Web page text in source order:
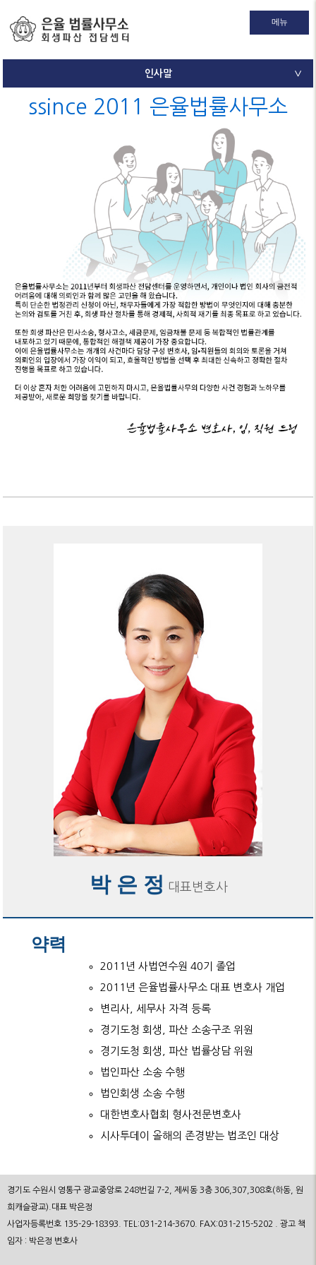
메뉴
인사말 ∨
ssince 2011 은율법률사무소
박 은 정 대표변호사
약력
2011년 사법연수원 40기 졸업
2011년 은율법률사무소 대표 변호사 개업
변리사, 세무사 자격 등록
경기도청 회생, 파산 소송구조 위원
경기도청 회생, 파산 법률상담 위원
법인파산 소송 수행
법인회생 소송 수행
대한변호사협회 형사전문변호사
시사투데이 올해의 존경받는 법조인 대상
경기도 수원시 영통구 광교중앙로 248번길 7-2, 제씨동 3층 306,307,308호(하동, 원
희캐슬광교).대표 박은정
사업자등록번호 135-29-18393. TEL:031-214-3670. FAX:031-215-5202 . 광고 책
임자 : 박은정 변호사